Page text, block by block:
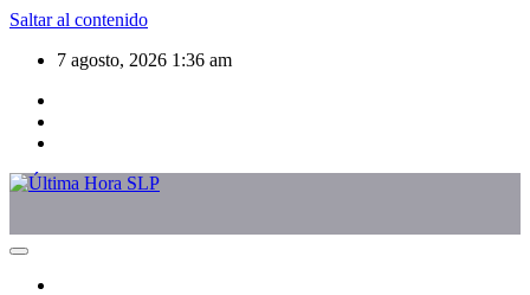
Saltar al contenido
7 agosto, 2026 1:36 am